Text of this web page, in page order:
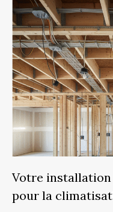
Votre
pour la